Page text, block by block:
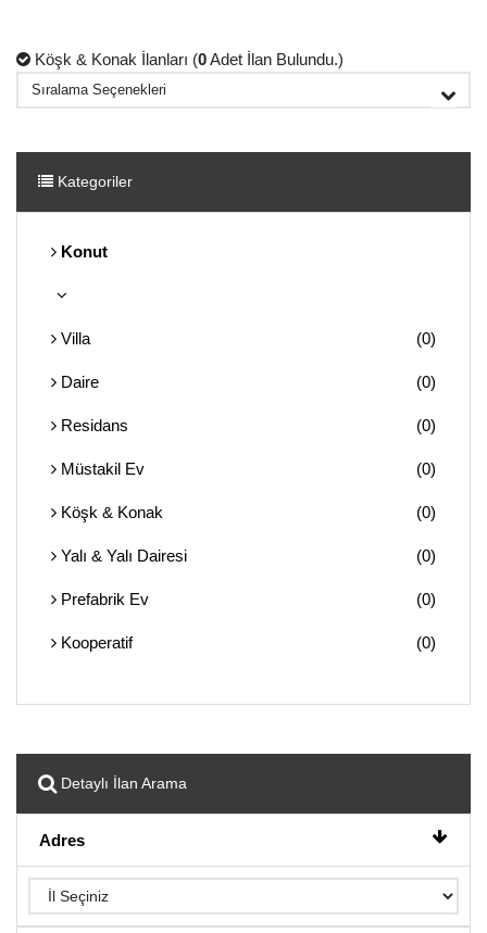
Köşk & Konak İlanları (0Adet İlan Bulundu.)
Kategoriler
Konut
Villa (0)
Daire (0)
Residans (0)
Müstakil Ev (0)
Köşk & Konak (0)
Yalı & Yalı Dairesi (0)
Prefabrik Ev (0)
Kooperatif (0)
Detaylı İlan Arama
Adres